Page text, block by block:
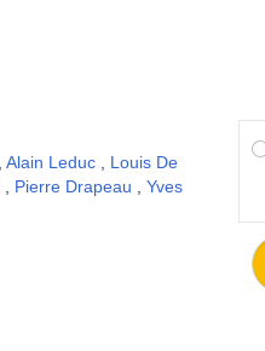
Alain Leduc
Louis De
Pierre Drapeau
Yves